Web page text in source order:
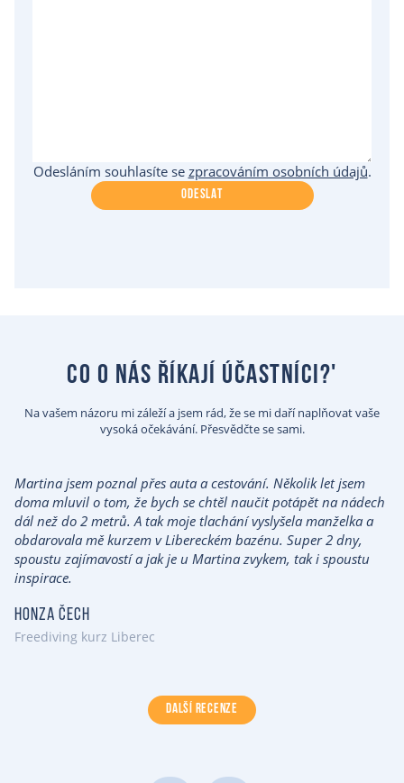
Odesláním souhlasíte se zpracováním osobních údajů.
ODESLAT
co o nás říkají účastníci?'
Na vašem názoru mi záleží a jsem rád, že se mi daří naplňovat vaše
vysoká očekávání. Přesvědčte se sami.
Martina jsem poznal přes auta a cestování. Několik let jsem
doma mluvil o tom, že bych se chtěl naučit potápět na nádech
dál než do 2 metrů. A tak moje tlachání vyslyšela manželka a
obdarovala mě kurzem v Libereckém bazénu. Super 2 dny,
spoustu zajímavostí a jak je u Martina zvykem, tak i spoustu
inspirace.
Honza Čech
Freediving kurz Liberec
DALŠÍ RECENZE